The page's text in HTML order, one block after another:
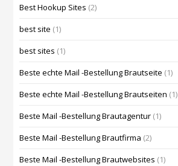
Best Hookup Sites (2)
best site (1)
best sites (1)
Beste echte Mail -Bestellung Brautseite (1)
Beste echte Mail -Bestellung Brautseiten (1)
Beste Mail -Bestellung Brautagentur (1)
Beste Mail -Bestellung Brautfirma (2)
Beste Mail -Bestellung Brautwebsites (1)